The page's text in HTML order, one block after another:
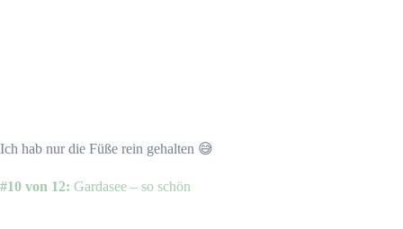
Ich hab nur die Füße rein gehalten 😅
#10 von 12: Gardasee – so schön